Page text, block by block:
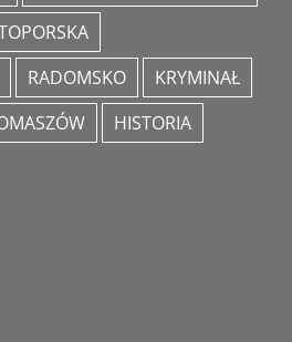
RADOMSKO
KRYMINAŁ
HISTORIA